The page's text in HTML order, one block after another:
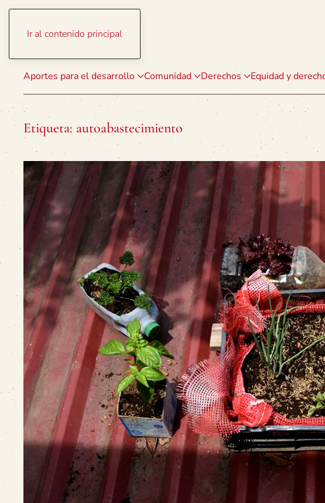
Ir al contenido principal
Aportes para el desarrollo Comunidad Derechos Equidad y
Etiqueta: autoabastecimiento